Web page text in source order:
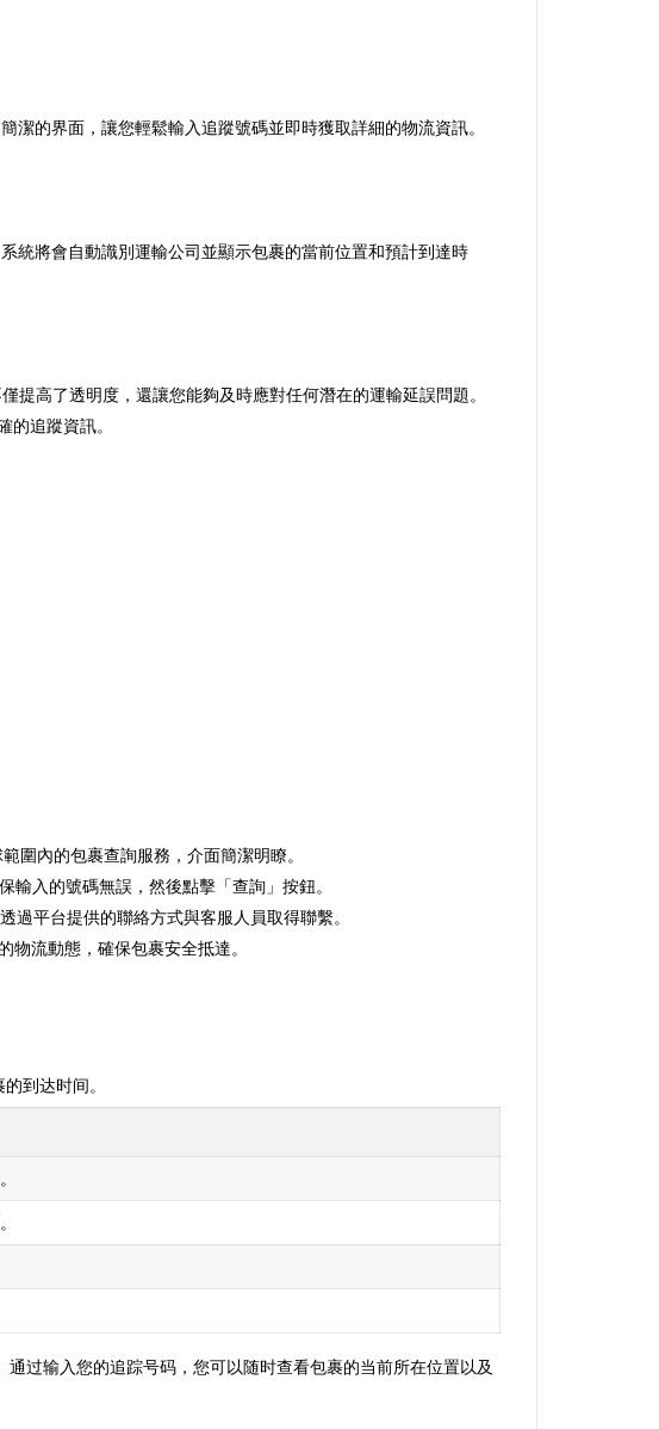
的界面，讓您輕鬆輸入追蹤號碼並即時獲取詳細的物流資訊。
統將會自動識別運輸公司並顯示包裹的當前位置和預計到達時
高了透明度，還讓您能夠及時應對任何潛在的運輸延誤問題。
追蹤資訊。
內的包裹查詢服務，介面簡潔明瞭。
入的號碼無誤，然後點擊「查詢」按鈕。
平台提供的聯絡方式與客服人員取得聯繫。
流動態，確保包裹安全抵達。
到达时间。
过输入您的追踪号码，您可以随时查看包裹的当前所在位置以及